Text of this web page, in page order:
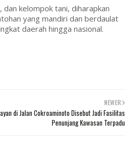
kelompok tani, diharapkan
yang mandiri dan berdaulat
daerah hingga nasional.
NEWER
di Jalan Cokroaminoto Disebut Jadi Fasilitas
Penunjang Kawasan Terpadu